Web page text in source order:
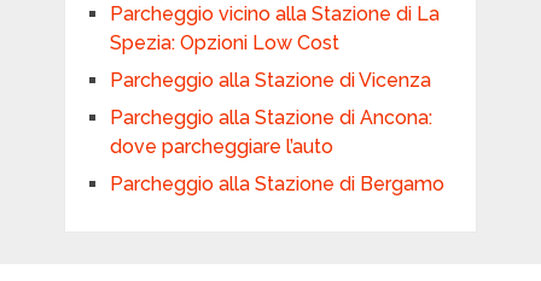
Parcheggio vicino alla Stazione di La
Spezia: Opzioni Low Cost
Parcheggio alla Stazione di Vicenza
Parcheggio alla Stazione di Ancona:
dove parcheggiare l’auto
Parcheggio alla Stazione di Bergamo